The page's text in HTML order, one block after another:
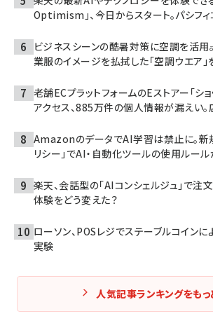
Optimism」、今日からスタート。パシフ
ビジネスシーンの酷暑対策に空調を活用――
業服のイメージを払拭した「空調ウエア」
老舗ECプラットフォームのEストアー「シ
アクセス、885万件の個人情報が漏えい
AmazonのデータでAI学習は禁止に。新
リシー」でAI・自動化ツールの使用ルー
楽天、会話型の「AIコンシェルジュ」で注
体験をどう変えた？
ローソン、POSレジでステーブルコイン
実験
人気記事ランキングをもっ